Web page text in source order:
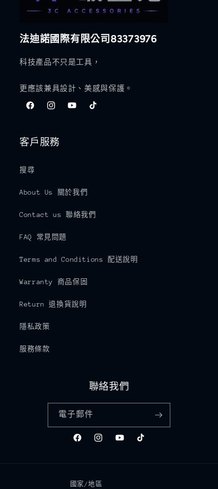
法迪諾國際有限公司83373976
科技產品不只是工具，
更應該兼具設計、美感與保護。
FacebookInstagramYouTubeTikTok
客戶服務
搜尋
About Us 關於我們
Contact us 聯絡我們
FAQ 常見問題
Terms and Conditions 配送說明
Warranty 商品保固
Return 退換貨說明
隱私政策
服務條款
聯絡我們
電子郵件
FacebookInstagramYouTubeTikTok
國家/地區